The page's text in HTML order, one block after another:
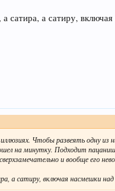
а сатиру,
Чтобы развеять одну
на минутку. Подходит
и вообще его
а сатиру, включая насмешки